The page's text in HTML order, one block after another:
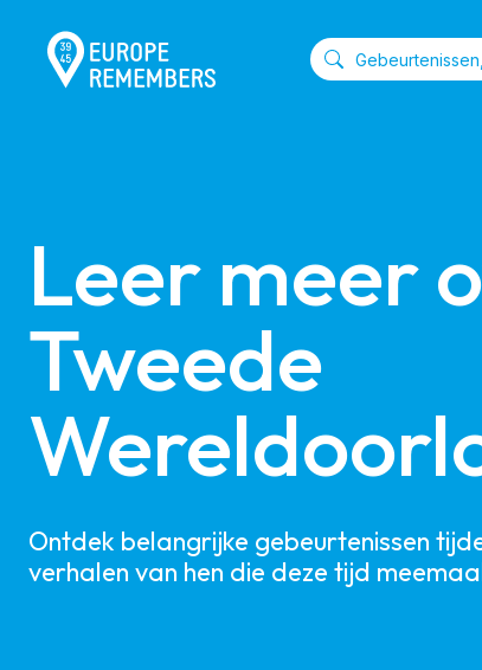
Leer meer
Tweede
Ontdek belangrijke gebeurtenissen
verhalen van hen die deze tijd